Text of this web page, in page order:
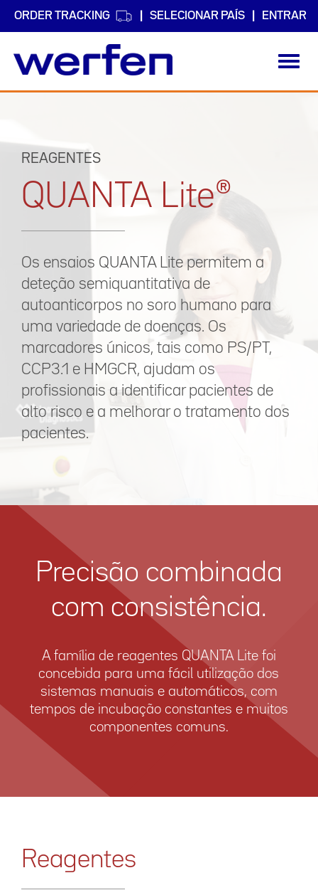
ORDER TRACKING SELECIONAR PAÍS ENTRAR
conteúdo
principalREAGENTES
QUANTA Lite®
Os ensaios QUANTA Lite permitem a
deteção semiquantitativa de
autoanticorpos no soro humano para
uma variedade de doenças. Os
marcadores únicos, tais como PS/PT,
CCP3.1 e HMGCR, ajudam os
profissionais a identificar pacientes de
alto risco e a melhorar o tratamento dos
pacientes.
Precisão combinada
com consistência.
A família de reagentes QUANTA Lite foi
concebida para uma fácil utilização dos
sistemas manuais e automáticos, com
tempos de incubação constantes e muitos
componentes comuns.
Reagentes